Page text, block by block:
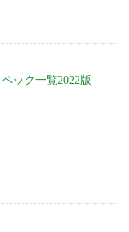
ック一覧2022版